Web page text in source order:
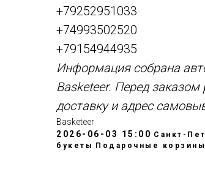
+79252951033
+74993502520
+79154944935
Информация собрана
Basketeer. Перед
доставку и адрес
Basketeer
2026-06-03 15:00 Санкт-
букеты
Подарочные корзины